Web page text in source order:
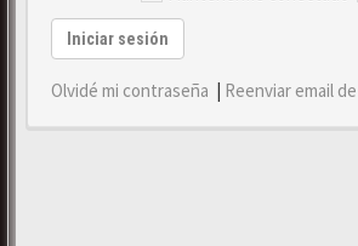
Iniciar sesión
Olvidé mi contraseña | Reenviar email